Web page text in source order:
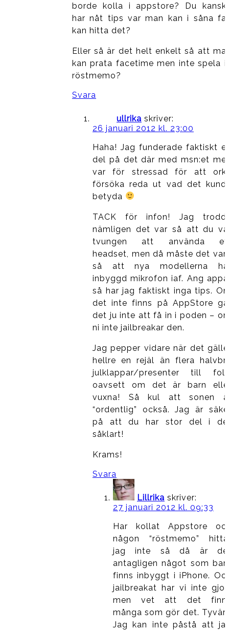
borde kolla i appstore? Du
har nåt tips var man kan i såna
kan hitta det?
Eller så är det helt enkelt så att
kan prata facetime men inte spela
röstmemo?
Svara
ullrika skriver:
26 januari 2012 kl. 23:00
Haha! Jag funderade faktiskt
del på det där med msn:et
var för stressad för att
försöka reda ut vad det
betyda
TACK för infon! Jag
nämligen det var så att du
tvungen att använda
headset, men då måste det
så att nya modellerna
inbyggd mikrofon iaf. Ang
så har jag faktiskt inga tips.
det inte finns på AppStore
det ju inte att få in i poden –
ni inte jailbreakar den.
Jag pepper vidare när det
hellre en rejäl än flera
julklappar/presenter till
oavsett om det är barn
vuxna! Så kul att sonen
“ordentlig” också. Jag är
på att du har stor del i
såklart!
Krams!
Svara
Lillrika skriver:
27 januari 2012 kl. 09:33
Har kollat Appstore
någon “röstmemo”
jag inte så då är
antagligen något som
finns inbyggt i iPhone.
jailbreakat har vi inte
men vet att det
många som gör det.
Jag kan inte påstå att